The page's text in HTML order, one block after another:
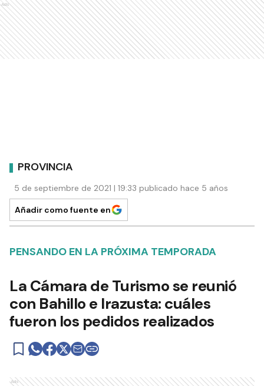
Ads
PROVINCIA
5 de septiembre de 2021 | 19:33 publicado hace 5 años
Añadir como fuente en
PENSANDO EN LA PRÓXIMA TEMPORADA
La Cámara de Turismo se reunió
con Bahillo e Irazusta: cuáles
fueron los pedidos realizados
Ads